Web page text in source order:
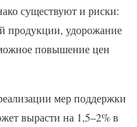
существуют и риски:
продукции, удорожание
повышение цен
мер поддержки
вырасти на 1,5–2% в